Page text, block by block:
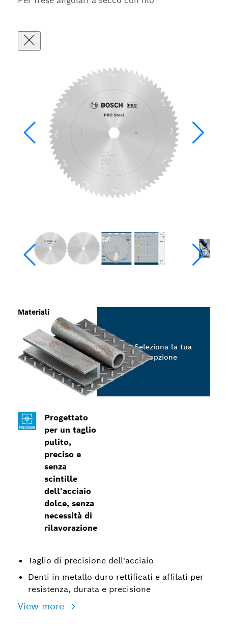
Progettato
per un taglio
pulito,
preciso e
senza
scintille
dell'acciaio
dolce, senza
necessità di
rilavorazione
Taglio di precisione dell'acciaio
Denti in metallo duro rettificati e affilati per
resistenza, durata e precisione
View more
Materiali
Seleziona la tua
opzione